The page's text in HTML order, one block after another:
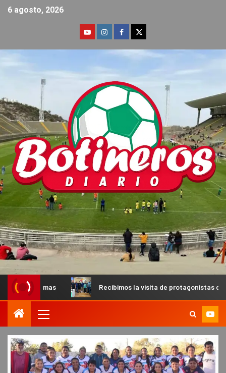
6 agosto, 2026
Recibimos la visita de protagonistas del MX para